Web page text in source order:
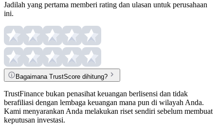
Jadilah yang pertama memberi rating dan ulasan untuk perusahaan
ini.
Bagaimana TrustScore dihitung?
TrustFinance bukan penasihat keuangan berlisensi dan tidak
berafiliasi dengan lembaga keuangan mana pun di wilayah Anda.
Kami menyarankan Anda melakukan riset sendiri sebelum membuat
keputusan investasi.